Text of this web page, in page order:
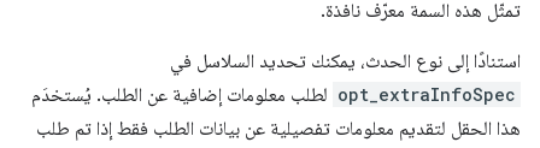
تمثّل هذه السمة معرّف نافذة.
استنادًا إلى نوع الحدث، يمكنك تحديد السلاسل في
opt_extraInfoSpec لطلب معلومات إضافية عن الطلب. يُستخدَم
هذا الحقل لتقديم معلومات تفصيلية عن بيانات الطلب فقط إذا تم طلب